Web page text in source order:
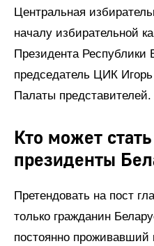
Центральная
началу избирательной
Президента Республики
председатель ЦИК
Палаты представителей.
Кто может
президенты
Претендовать на пост
только гражданин
постоянно